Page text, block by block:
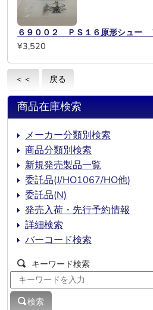
６９００２ ＰＳ１６原形シュー
¥3,520
＜＜ 戻る
商品在庫検索
メーカー分類別検索
商品分類別検索
新規発売製品一覧
委託品(J/HO1067/HO他)
委託品(N)
発売入荷・先行予約情報
詳細検索
バーコード検索
キーワード検索
検索